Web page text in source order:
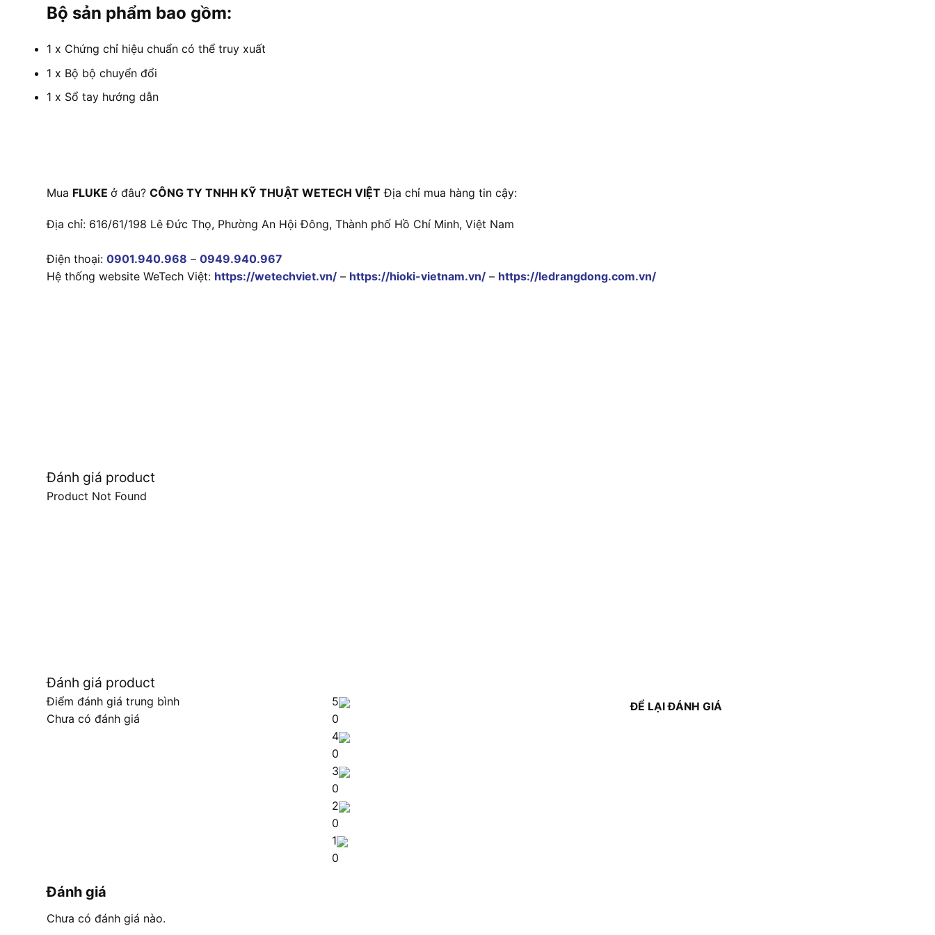
Bộ sản phẩm bao gồm:
1 x Chứng chỉ hiệu chuẩn có thể truy xuất
1 x Bộ bộ chuyển đổi
1 x Sổ tay hướng dẫn
Mua FLUKE ở đâu? CÔNG TY TNHH KỸ THUẬT WETECH VIỆT Địa chỉ mua hàng tin cậy:
Địa chỉ: 616/61/198 Lê Đức Thọ, Phường An Hội Đông, Thành phố Hồ Chí Minh, Việt Nam
Điện thoại: 0901.940.968 – 0949.940.967
Hệ thống website WeTech Việt: https://wetechviet.vn/ – https://hioki-vietnam.vn/ – https://ledrangdong.com.vn/
Đánh giá product
Product Not Found
Đánh giá product
Điểm đánh giá trung bình
Chưa có đánh giá
5
0
4
0
3
0
2
0
1
0
ĐỂ LẠI ĐÁNH GIÁ
Đánh giá
Chưa có đánh giá nào.